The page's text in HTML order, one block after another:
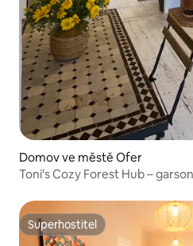
Domov ve městě Ofer
Toni's Cozy Forest Hub –
Superhostitel
Superhostitel